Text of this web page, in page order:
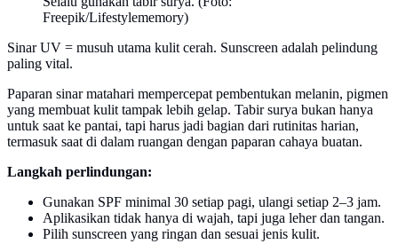
Freepik/Lifestylememory)
Sinar UV = musuh utama kulit cerah. Sunscreen adalah pelindung
paling vital.
Paparan sinar matahari mempercepat pembentukan melanin, pigmen
yang membuat kulit tampak lebih gelap. Tabir surya bukan hanya
untuk saat ke pantai, tapi harus jadi bagian dari rutinitas harian,
termasuk saat di dalam ruangan dengan paparan cahaya buatan.
Langkah perlindungan:
Gunakan SPF minimal 30 setiap pagi, ulangi setiap 2–3 jam.
Aplikasikan tidak hanya di wajah, tapi juga leher dan tangan.
Pilih sunscreen yang ringan dan sesuai jenis kulit.